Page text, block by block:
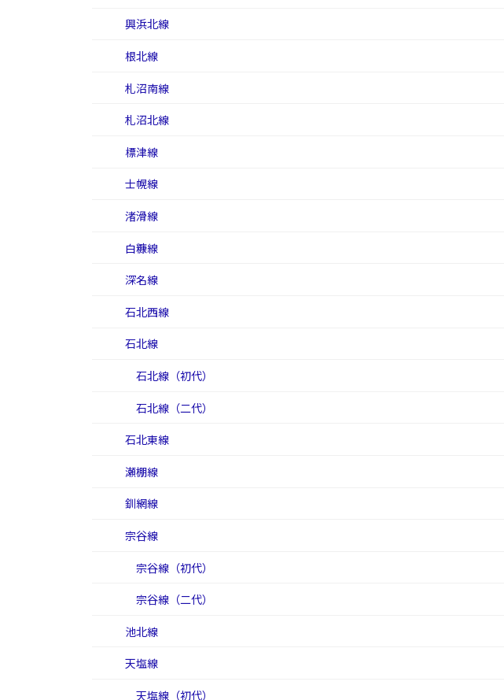
興浜北線
根北線
札沼南線
札沼北線
標津線
士幌線
渚滑線
白糠線
深名線
石北西線
石北線
石北線（初代）
石北線（二代）
石北東線
瀬棚線
釧網線
宗谷線
宗谷線（初代）
宗谷線（二代）
池北線
天塩線
天塩線（初代）